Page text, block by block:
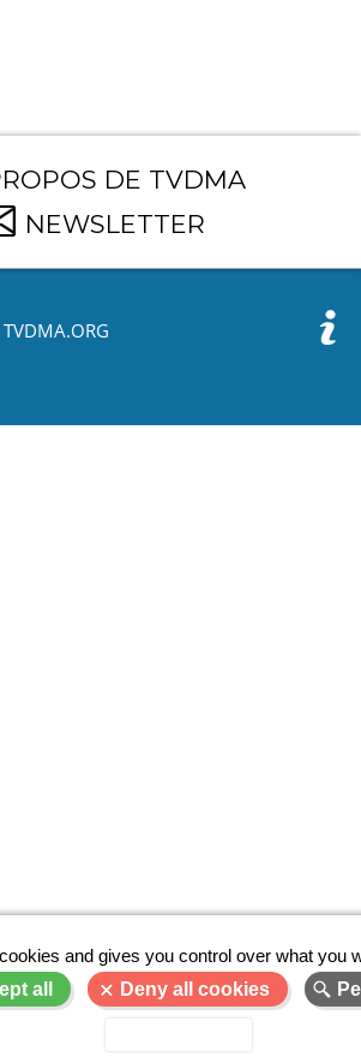
DE TVDMA
NEWSLETTER
and gives you control over what you
all
Deny all cookies